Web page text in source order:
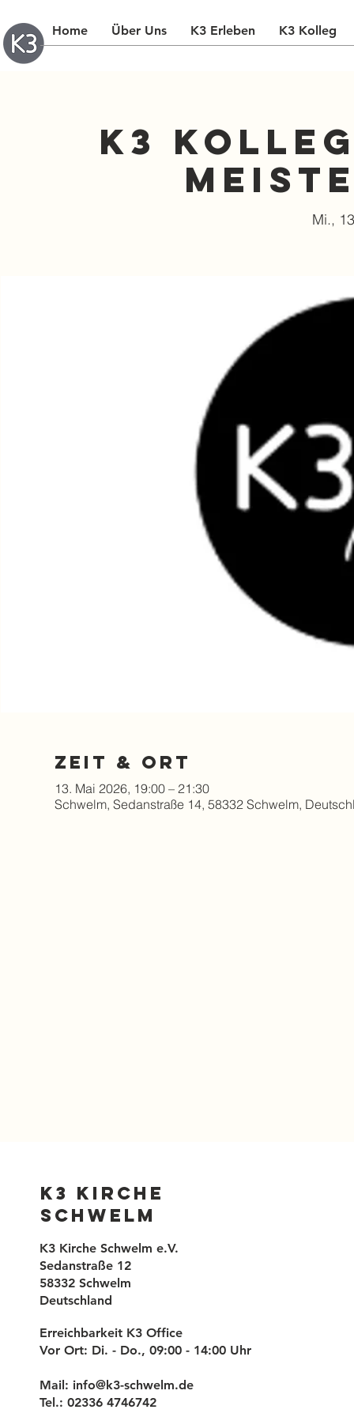
Home Über Uns K3 Erleben K3 Kolleg
K3
Mi.,
Zeit & Ort
13. Mai 2026, 19:00 – 21:30
Schwelm, Sedanstraße 14, 58332 Schwelm,
K3 Kirche
Schwelm
K3 Kirche Schwelm e.V.
Sedanstraße 12
58332 Schwelm
Deutschland
Erreichbarkeit K3 Office
Vor Ort: Di. - Do., 09:00 - 14:00 Uhr
Mail: info@k3-schwelm.de
Tel.: 02336 4746742